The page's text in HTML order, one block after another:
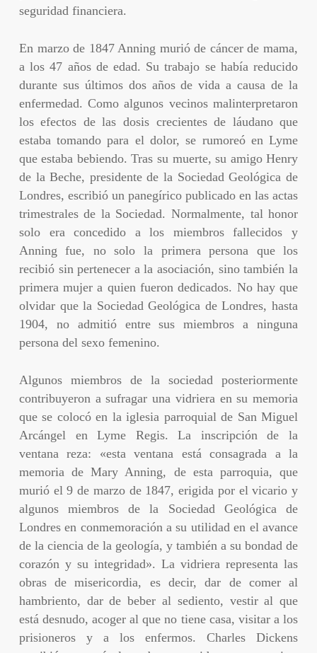
seguridad financiera.
En marzo de 1847 Anning murió de cáncer de mama,
a los 47 años de edad. Su trabajo se había reducido
durante sus últimos dos años de vida a causa de la
enfermedad. Como algunos vecinos malinterpretaron
los efectos de las dosis crecientes de láudano que
estaba tomando para el dolor, se rumoreó en Lyme
que estaba bebiendo. Tras su muerte, su amigo Henry
de la Beche, presidente de la Sociedad Geológica de
Londres, escribió un panegírico publicado en las actas
trimestrales de la Sociedad. Normalmente, tal honor
solo era concedido a los miembros fallecidos y
Anning fue, no solo la primera persona que los
recibió sin pertenecer a la asociación, sino también la
primera mujer a quien fueron dedicados. No hay que
olvidar que la Sociedad Geológica de Londres, hasta
1904, no admitió entre sus miembros a ninguna
persona del sexo femenino.
Algunos miembros de la sociedad posteriormente
contribuyeron a sufragar una vidriera en su memoria
que se colocó en la iglesia parroquial de San Miguel
Arcángel en Lyme Regis. La inscripción de la
ventana reza: «esta ventana está consagrada a la
memoria de Mary Anning, de esta parroquia, que
murió el 9 de marzo de 1847, erigida por el vicario y
algunos miembros de la Sociedad Geológica de
Londres en conmemoración a su utilidad en el avance
de la ciencia de la geología, y también a su bondad de
corazón y su integridad». La vidriera representa las
obras de misericordia, es decir, dar de comer al
hambriento, dar de beber al sediento, vestir al que
está desnudo, acoger al que no tiene casa, visitar a los
prisioneros y a los enfermos. Charles Dickens